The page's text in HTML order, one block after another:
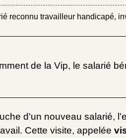
reconnu travailleur handicapé,
de la Vip, le salarié
d'un nouveau salarié,
Cette visite, appelée